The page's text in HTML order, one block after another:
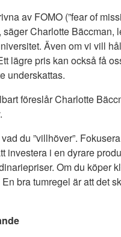
av FOMO (”fear of
Charlotte
Även om vi vill
lägre pris kan också få
underskattas.
föreslår Charlotte
du ”villhöver”.
investera i en dyrare
Om du köper
bra tumregel är att det